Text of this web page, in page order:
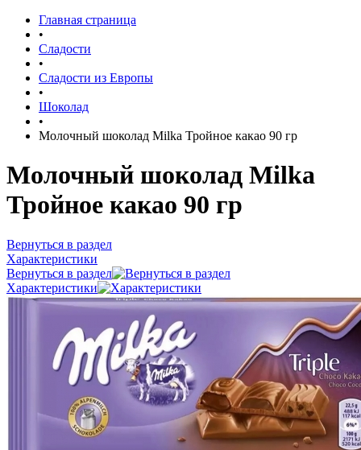
Главная страница
•
Сладости
•
Сладости из Европы
•
Шоколад
•
Молочный шоколад Milka Тройное какао 90 гр
Молочный шоколад Milka
Тройное какао 90 гр
Вернуться в раздел
Характеристики
Вернуться в раздел
Характеристики